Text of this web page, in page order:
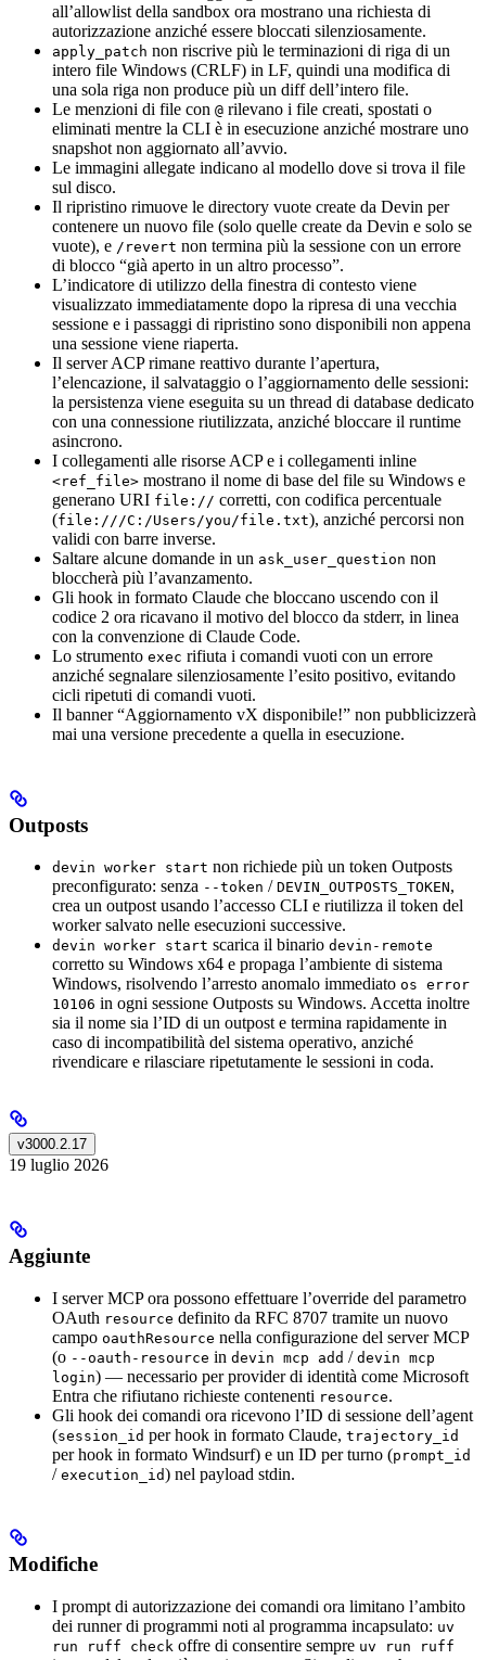
all’allowlist della sandbox ora mostrano una richiesta di
autorizzazione anziché essere bloccati silenziosamente.
apply_patch non riscrive più le terminazioni di riga di un
intero file Windows (CRLF) in LF, quindi una modifica di
una sola riga non produce più un diff dell’intero file.
Le menzioni di file con @ rilevano i file creati, spostati o
eliminati mentre la CLI è in esecuzione anziché mostrare uno
snapshot non aggiornato all’avvio.
Le immagini allegate indicano al modello dove si trova il file
sul disco.
Il ripristino rimuove le directory vuote create da Devin per
contenere un nuovo file (solo quelle create da Devin e solo se
vuote), e /revert non termina più la sessione con un errore
di blocco “già aperto in un altro processo”.
L’indicatore di utilizzo della finestra di contesto viene
visualizzato immediatamente dopo la ripresa di una vecchia
sessione e i passaggi di ripristino sono disponibili non appena
una sessione viene riaperta.
Il server ACP rimane reattivo durante l’apertura,
l’elencazione, il salvataggio o l’aggiornamento delle sessioni:
la persistenza viene eseguita su un thread di database dedicato
con una connessione riutilizzata, anziché bloccare il runtime
asincrono.
I collegamenti alle risorse ACP e i collegamenti inline
<ref_file> mostrano il nome di base del file su Windows e
generano URI file:// corretti, con codifica percentuale
(file:///C:/Users/you/file.txt), anziché percorsi non
validi con barre inverse.
Saltare alcune domande in un ask_user_question non
bloccherà più l’avanzamento.
Gli hook in formato Claude che bloccano uscendo con il
codice 2 ora ricavano il motivo del blocco da stderr, in linea
con la convenzione di Claude Code.
Lo strumento exec rifiuta i comandi vuoti con un errore
anziché segnalare silenziosamente l’esito positivo, evitando
cicli ripetuti di comandi vuoti.
Il banner “Aggiornamento vX disponibile!” non pubblicizzerà
mai una versione precedente a quella in esecuzione.
Outposts
devin worker start non richiede più un token Outposts
preconfigurato: senza --token / DEVIN_OUTPOSTS_TOKEN,
crea un outpost usando l’accesso CLI e riutilizza il token del
worker salvato nelle esecuzioni successive.
devin worker start scarica il binario devin-remote
corretto su Windows x64 e propaga l’ambiente di sistema
Windows, risolvendo l’arresto anomalo immediato os error
10106 in ogni sessione Outposts su Windows. Accetta inoltre
sia il nome sia l’ID di un outpost e termina rapidamente in
caso di incompatibilità del sistema operativo, anziché
rivendicare e rilasciare ripetutamente le sessioni in coda.
v3000.2.17
19 luglio 2026
Aggiunte
I server MCP ora possono effettuare l’override del parametro
OAuth resource definito da RFC 8707 tramite un nuovo
campo oauthResource nella configurazione del server MCP
(o --oauth-resource in devin mcp add / devin mcp
login) — necessario per provider di identità come Microsoft
Entra che rifiutano richieste contenenti resource.
Gli hook dei comandi ora ricevono l’ID di sessione dell’agent
(session_id per hook in formato Claude, trajectory_id
per hook in formato Windsurf) e un ID per turno (prompt_id
/ execution_id) nel payload stdin.
Modifiche
I prompt di autorizzazione dei comandi ora limitano l’ambito
dei runner di programmi noti al programma incapsulato: uv
run ruff check offre di consentire sempre uv run ruff